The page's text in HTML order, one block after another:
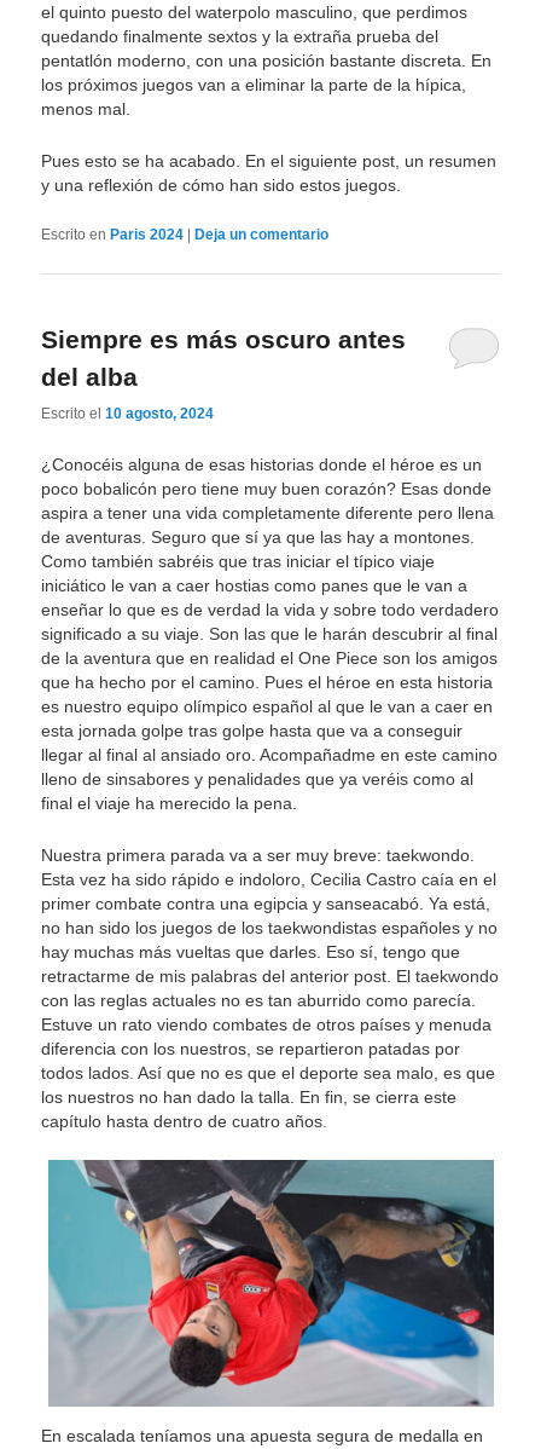
el quinto puesto del waterpolo masculino, que perdimos
quedando finalmente sextos y la extraña prueba del
pentatlón moderno, con una posición bastante discreta. En
los próximos juegos van a eliminar la parte de la hípica,
menos mal.
Pues esto se ha acabado. En el siguiente post, un resumen
y una reflexión de cómo han sido estos juegos.
Escrito en Paris 2024 Deja un comentario
Siempre es más oscuro antes
del alba
Escrito el10 agosto, 2024
¿Conocéis alguna de esas historias donde el héroe es un
poco bobalicón pero tiene muy buen corazón? Esas donde
aspira a tener una vida completamente diferente pero llena
de aventuras. Seguro que sí ya que las hay a montones.
Como también sabréis que tras iniciar el típico viaje
iniciático le van a caer hostias como panes que le van a
enseñar lo que es de verdad la vida y sobre todo verdadero
significado a su viaje. Son las que le harán descubrir al final
de la aventura que en realidad el One Piece son los amigos
que ha hecho por el camino. Pues el héroe en esta historia
es nuestro equipo olímpico español al que le van a caer en
esta jornada golpe tras golpe hasta que va a conseguir
llegar al final al ansiado oro. Acompañadme en este camino
lleno de sinsabores y penalidades que ya veréis como al
final el viaje ha merecido la pena.
Nuestra primera parada va a ser muy breve: taekwondo.
Esta vez ha sido rápido e indoloro, Cecilia Castro caía en el
primer combate contra una egipcia y sanseacabó. Ya está,
no han sido los juegos de los taekwondistas españoles y no
hay muchas más vueltas que darles. Eso sí, tengo que
retractarme de mis palabras del anterior post. El taekwondo
con las reglas actuales no es tan aburrido como parecía.
Estuve un rato viendo combates de otros países y menuda
diferencia con los nuestros, se repartieron patadas por
todos lados. Así que no es que el deporte sea malo, es que
los nuestros no han dado la talla. En fin, se cierra este
capítulo hasta dentro de cuatro años.
En escalada teníamos una apuesta segura de medalla en